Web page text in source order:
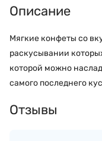
Описание
Мягкие конфеты со
раскусывании
которой можно
самого последнего
Отзывы